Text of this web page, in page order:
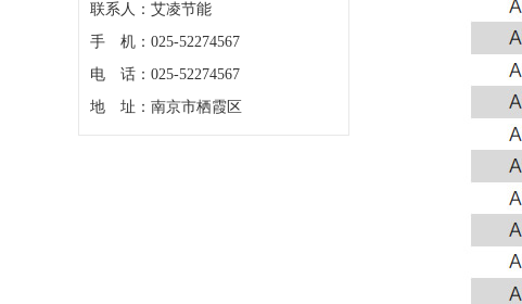
联系人：艾凌节能
手 机：025-52274567
电 话：025-52274567
地 址：南京市栖霞区